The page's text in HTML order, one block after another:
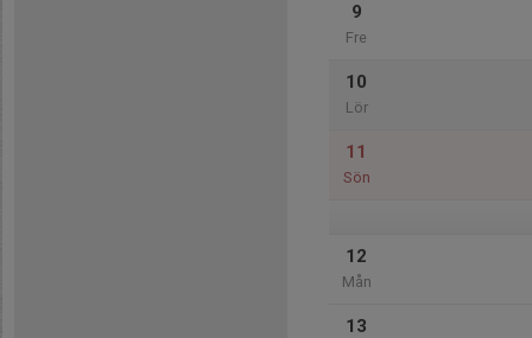
9
Fre
10
Lör
11
Sön
12
Mån
13